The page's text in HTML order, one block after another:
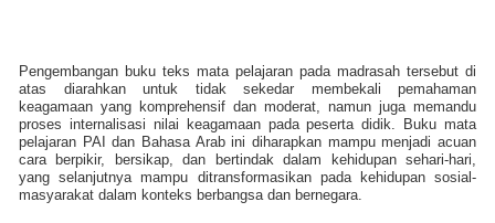
Pengembangan buku teks mata pelajaran pada madrasah tersebut di
atas diarahkan untuk tidak sekedar membekali pemahaman
keagamaan yang komprehensif dan moderat, namun juga memandu
proses internalisasi nilai keagamaan pada peserta didik. Buku mata
pelajaran PAI dan Bahasa Arab ini diharapkan mampu menjadi acuan
cara berpikir, bersikap, dan bertindak dalam kehidupan sehari-hari,
yang selanjutnya mampu ditransformasikan pada kehidupan sosial-
masyarakat dalam konteks berbangsa dan bernegara.